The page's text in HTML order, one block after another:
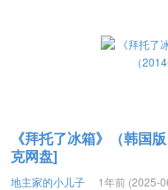
《拜托了冰箱》（韩国
克网盘]
地主家的小儿子 1年前 (2025-